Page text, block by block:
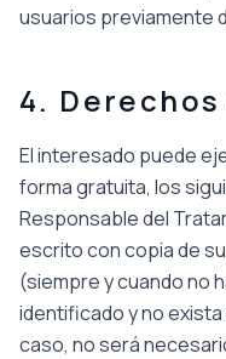
usuarios previamente
4.
El interesado puede
forma gratuita, los
Responsable del
escrito con copia de
(siempre y cuando no
identificado y no
caso, no será